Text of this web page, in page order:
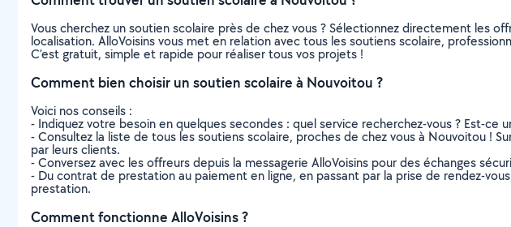
Vous cherchez un soutien scolaire près de chez vous ? Sélectionnez directement les
localisation. AlloVoisins vous met en relation avec tous les soutiens scolaire,
C’est gratuit, simple et rapide pour réaliser tous vos projets !
Comment bien choisir un soutien scolaire à Nouvoitou ?
Voici nos conseils :
- Indiquez votre besoin en quelques secondes : quel service recherchez-vous ? Est-
- Consultez la liste de tous les soutiens scolaire, proches de chez vous à Nouvoitou !
par leurs clients.
- Conversez avec les offreurs depuis la messagerie AlloVoisins pour des échanges
- Du contrat de prestation au paiement en ligne, en passant par la prise de rendez-
prestation.
Comment fonctionne AlloVoisins ?